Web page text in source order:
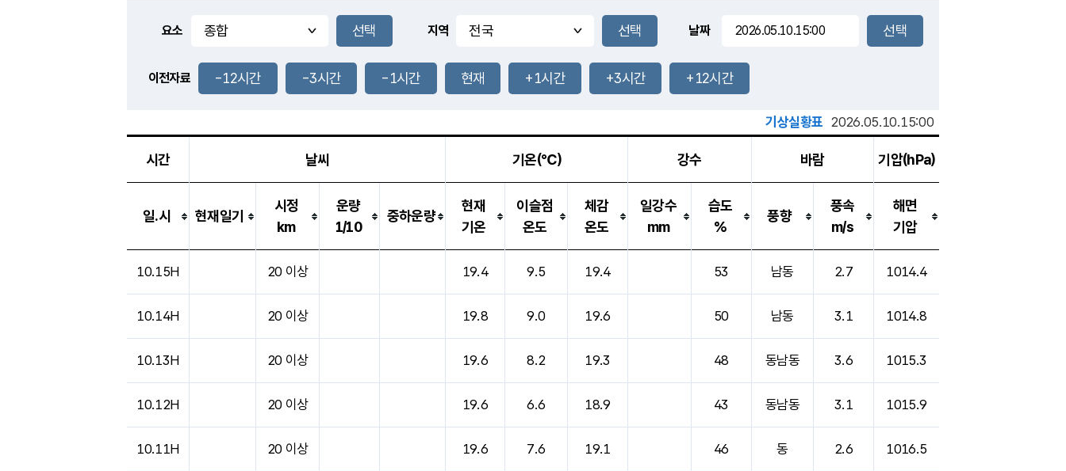
풍도
3.7m/s -mm
-mm
장호원
29.0
℃
-
29.3℃
1.5m/s
-mm
-mm
요소 지역 날짜
이전자료 -12시간 -3시간 -1시간 현재 +1시간 +3시간 +12시간
기상실황표 2026.05.10.15:00
시간 날씨 기온(℃) 강수 바람 기압(hPa)
일.시 현재일기
시정
km
운량
1/10
중하운량
현재
기온
이슬점
온도
체감
온도
일강수
mm
습도
%
풍향
풍속
m/s
해면
기압
10.15H 20 이상 19.4 9.5 19.4 53 남동 2.7 1014.4
10.14H 20 이상 19.8 9.0 19.6 50 남동 3.1 1014.8
10.13H 20 이상 19.6 8.2 19.3 48 동남동 3.6 1015.3
10.12H 20 이상 19.6 6.6 18.9 43 동남동 3.1 1015.9
10.11H 20 이상 19.6 7.6 19.1 46 동 2.6 1016.5